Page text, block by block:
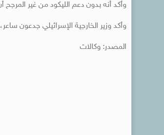
وأكد أنه بدون دعم الليكود من غير المرجح
وأكد وزير الخارجية الإسرائيلي جدعون
المصدر: وكالات